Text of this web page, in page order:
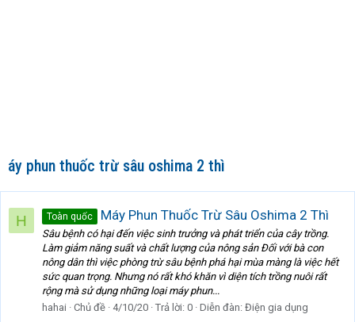
áy phun thuốc trừ sâu oshima 2 thì
H Toàn quốc Máy Phun Thuốc Trừ Sâu Oshima 2 Thì
Sâu bệnh có hại đến việc sinh trưởng và phát triển của cây trồng.
Làm giảm năng suất và chất lượng của nông sản Đối với bà con
nông dân thì việc phòng trừ sâu bệnh phá hại mùa màng là việc hết
sức quan trọng. Nhưng nó rất khó khăn vì diện tích trồng nuôi rất
rộng mà sử dụng những loại máy phun...
hahai
Chủ đề 4/10/20 Trả lời: 0 Diễn đàn: Điện gia dụng